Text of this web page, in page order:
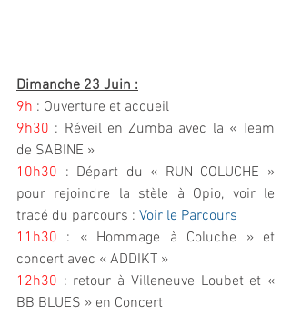
Dimanche 23 Juin :
9h : Ouverture et accueil
9h30 : Réveil en Zumba avec la « Team
de SABINE »
10h30 : Départ du « RUN COLUCHE »
pour rejoindre la stèle à Opio, voir le
tracé du parcours : Voir le Parcours
11h30 : « Hommage à Coluche » et
concert avec « ADDIKT »
12h30 : retour à Villeneuve Loubet et «
BB BLUES » en Concert